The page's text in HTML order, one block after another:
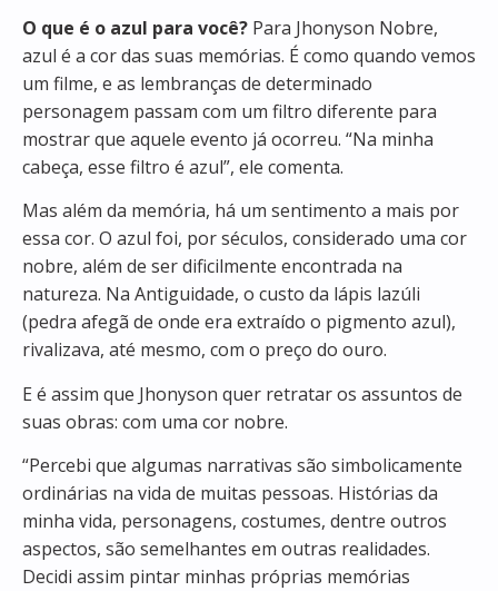
O que é o azul para você? Para Jhonyson Nobre,
azul é a cor das suas memórias. É como quando vemos
um filme, e as lembranças de determinado
personagem passam com um filtro diferente para
mostrar que aquele evento já ocorreu. “Na minha
cabeça, esse filtro é azul”, ele comenta.
Mas além da memória, há um sentimento a mais por
essa cor. O azul foi, por séculos, considerado uma cor
nobre, além de ser dificilmente encontrada na
natureza. Na Antiguidade, o custo da lápis lazúli
(pedra afegã de onde era extraído o pigmento azul),
rivalizava, até mesmo, com o preço do ouro.
E é assim que Jhonyson quer retratar os assuntos de
suas obras: com uma cor nobre.
“Percebi que algumas narrativas são simbolicamente
ordinárias na vida de muitas pessoas. Histórias da
minha vida, personagens, costumes, dentre outros
aspectos, são semelhantes em outras realidades.
Decidi assim pintar minhas próprias memórias